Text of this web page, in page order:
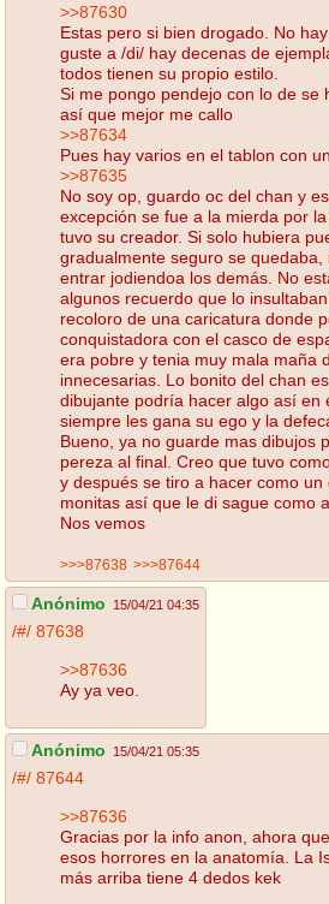
>>87630
Estas pero si bien drogado. No
guste a /di/ hay decenas de
todos tienen su propio estilo.
Si me pongo pendejo con lo de se
así que mejor me callo
>>87634
Pues hay varios en el tablon con
>>87635
No soy op, guardo oc del chan y
excepción se fue a la mierda por
tuvo su creador. Si solo hubiera
gradualmente seguro se
entrar jodiendoa los demás. No
algunos recuerdo que lo
recoloro de una caricatura donde
conquistadora con el casco de
era pobre y tenia muy mala maña
innecesarias. Lo bonito del chan
dibujante podría hacer algo así en
siempre les gana su ego y la
Bueno, ya no guarde mas dibujos
pereza al final. Creo que tuvo
y después se tiro a hacer como
monitas así que le di sague como
Nos vemos
>>>87638 >>>87644
Anónimo 15/04/21 04:35
/#/ 87638
>>87636
Ay ya veo.
Anónimo 15/04/21 05:35
/#/ 87644
>>87636
Gracias por la info anon, ahora
esos horrores en la anatomía. La
más arriba tiene 4 dedos kek